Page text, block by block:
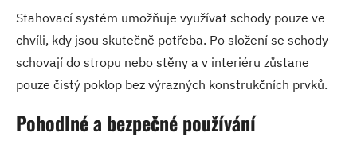
Stahovací systém umožňuje využívat schody pouze ve
chvíli, kdy jsou skutečně potřeba. Po složení se schody
schovají do stropu nebo stěny a v interiéru zůstane
pouze čistý poklop bez výrazných konstrukčních prvků.
Pohodlné a bezpečné používání